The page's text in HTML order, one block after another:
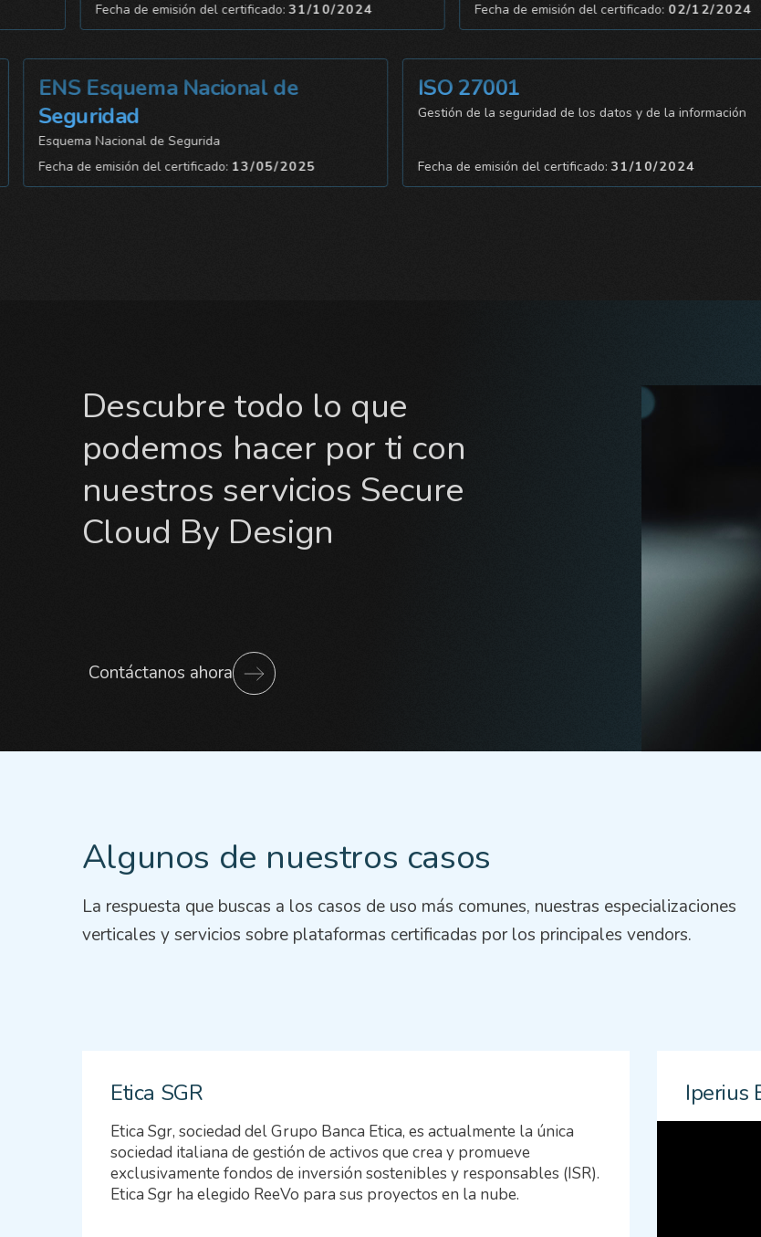
Fecha de emisión del certificado:02/12/
Fecha de emisión del certificado:31/10/2024
ISO 27001
Gestión de la seguridad de los datos y de la información
Fecha de emisión del certificado:31/10/2024
ENS Esquema Nacional de
Seguridad
Esquema Nacional de Segurida
Fecha de emisión del certificado:13/05/2025
Descubre todo lo que
podemos hacer por ti con
nuestros servicios Secure
Cloud By Design
Contáctanos ahora
Algunos de nuestros casos
La respuesta que buscas a los casos de uso más comunes, nuestras especializaciones
verticales y servicios sobre plataformas certificadas por los principales vendors.
Etica SGR
Etica Sgr, sociedad del Grupo Banca Etica, es actualmente la única
sociedad italiana de gestión de activos que crea y promueve
exclusivamente fondos de inversión sostenibles y responsables (ISR).
Etica Sgr ha elegido ReeVo para sus proyectos en la nube.
Iperius